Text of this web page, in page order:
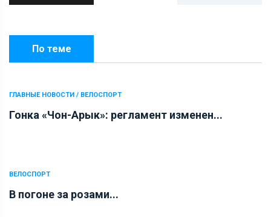
По теме
ГЛАВНЫЕ НОВОСТИ / ВЕЛОСПОРТ
Гонка «Чон-Арык»: регламент изменен...
ВЕЛОСПОРТ
В погоне за розами...